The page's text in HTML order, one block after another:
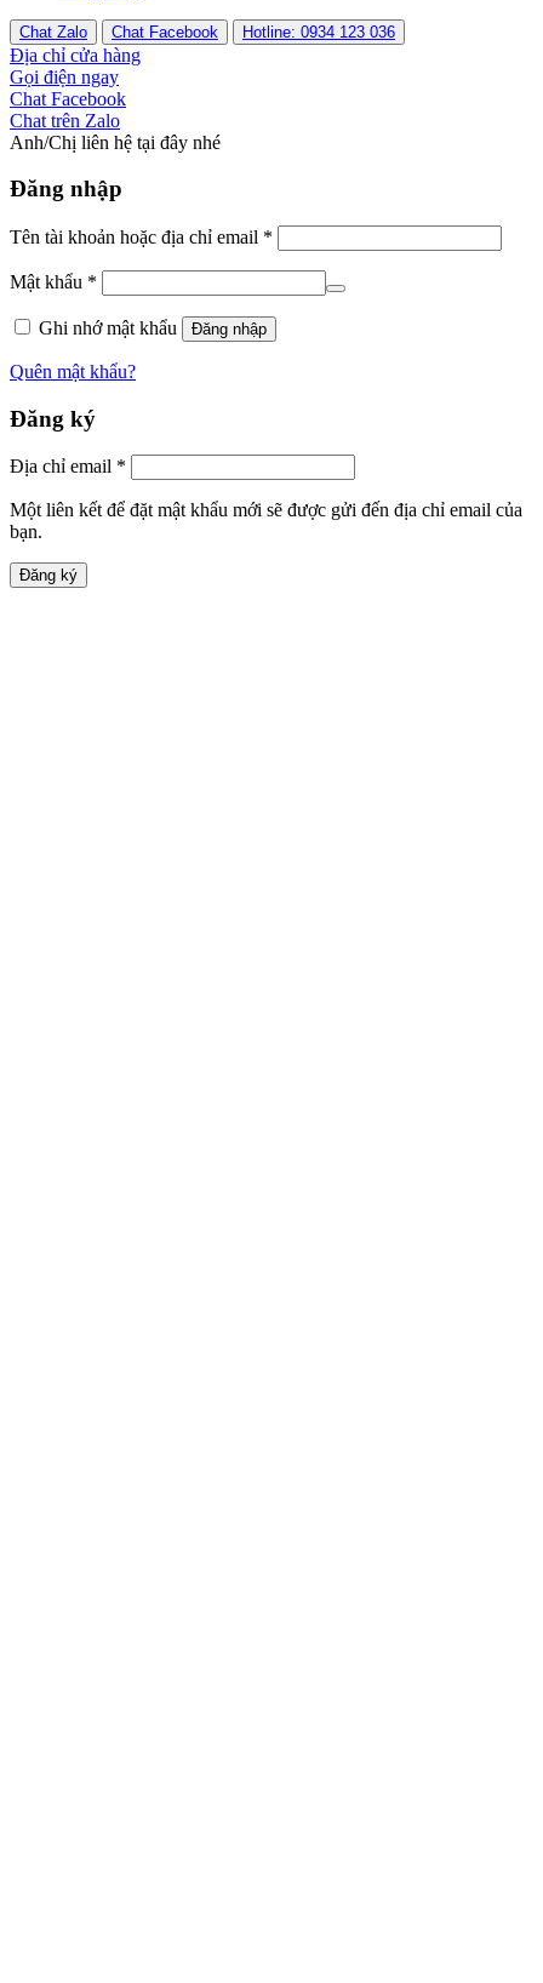
Chat Zalo Chat Facebook Hotline: 0934 123 036
Địa chỉ cửa hàng
Gọi điện ngay
Chat Facebook
Chat trên Zalo
Anh/Chị liên hệ tại đây nhé
Đăng nhập
Tên tài khoản hoặc địa chỉ email *
Mật khẩu *
Ghi nhớ mật khẩu Đăng nhập
Quên mật khẩu?
Đăng ký
Địa chỉ email *
Một liên kết để đặt mật khẩu mới sẽ được gửi đến địa chỉ email của
bạn.
Đăng ký